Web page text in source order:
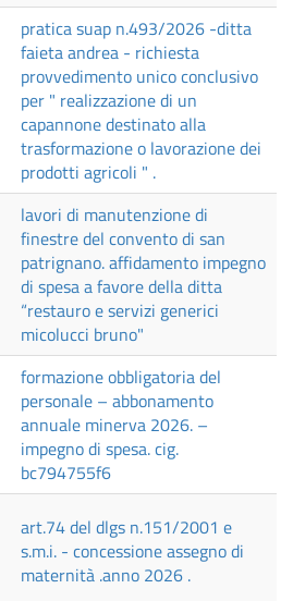
pratica suap n.493/2026 -ditta
faieta andrea - richiesta
provvedimento unico conclusivo
per " realizzazione di un
capannone destinato alla
trasformazione o lavorazione dei
prodotti agricoli " .
lavori di manutenzione di
finestre del convento di san
patrignano. affidamento impegno
di spesa a favore della ditta
“restauro e servizi generici
micolucci bruno"
formazione obbligatoria del
personale – abbonamento
annuale minerva 2026. –
impegno di spesa. cig.
bc794755f6
art.74 del dlgs n.151/2001 e
s.m.i. - concessione assegno di
maternità .anno 2026 .